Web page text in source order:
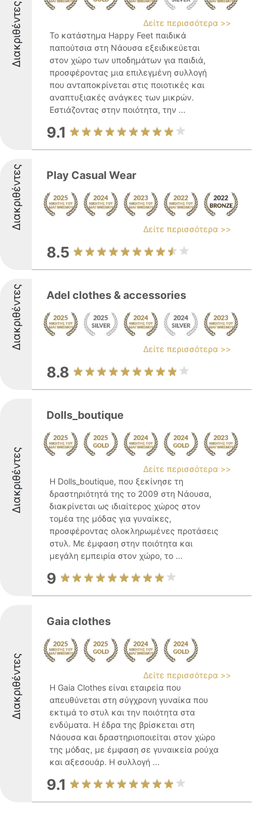
Διακριθέντες
Δείτε περισσότερα >>
Το κατάστημα Happy Feet παιδικά
παπούτσια στη Νάουσα εξειδικεύεται
στον χώρο των υποδημάτων για παιδιά,
προσφέροντας μια επιλεγμένη συλλογή
που ανταποκρίνεται στις ποιοτικές και
αναπτυξιακές ανάγκες των μικρών.
Εστιάζοντας στην ποιότητα, την ...
9.1
Διακριθέντες Play Casual Wear
Δείτε περισσότερα >>
8.5
Διακριθέντες Adel clothes & accessories
Δείτε περισσότερα >>
8.8
Διακριθέντες
Dolls_boutique
Δείτε περισσότερα >>
Η Dolls_boutique, που ξεκίνησε τη
δραστηριότητά της το 2009 στη Νάουσα,
διακρίνεται ως ιδιαίτερος χώρος στον
τομέα της μόδας για γυναίκες,
προσφέροντας ολοκληρωμένες προτάσεις
στυλ. Με έμφαση στην ποιότητα και
μεγάλη εμπειρία στον χώρο, το ...
9
Διακριθέντες
Gaia clothes
Δείτε περισσότερα >>
Η Gaia Clothes είναι εταιρεία που
απευθύνεται στη σύγχρονη γυναίκα που
εκτιμά το στυλ και την ποιότητα στα
ενδύματα. Η έδρα της βρίσκεται στη
Νάουσα και δραστηριοποιείται στον χώρο
της μόδας, με έμφαση σε γυναικεία ρούχα
και αξεσουάρ. Η συλλογή ...
9.1